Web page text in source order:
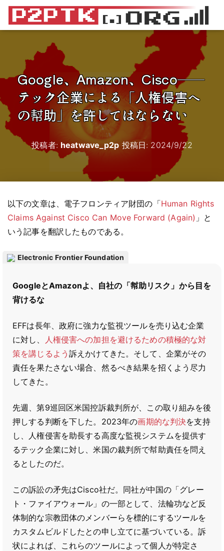
Google、Amazon、Cisco――
テック企業による「人権侵害へ
の幇助」を許してはならない
投稿者: heatwave_p2p投稿日: 2024/9/22
以下の文章は、電子フロンティア財団の「Human Rights
Claims Against Cisco Can Move Forward (Again) 」と
いう記事を翻訳したものである。
Electronic Frontier Foundation
GoogleとAmazonよ、自社の「幇助リスク」から目を
背けるな
EFFは長年、政府に強力な監視ツールを売り込む企業
に対し、
人権侵害への加担を避けるための積極的な対
策を講じるよう 訴えかけてきた。そして、企業がその
責任を果たさない場合、然るべき結果を招くよう尽力
してきた。
先週、第9巡回区米国控訴裁判所が、この取り組みを後
押しする判断を下した。2023年の画期的な判決を支持
し、人権侵害を助長する高度な監視システムを提供す
るテック企業に対し、米国の裁判所で幇助責任を問え
るとしたのだ。
この訴訟の矛先はCisco社だ。同社が中国の「グレー
ト・ファイアウォール」の一部として、法輪功など反
体制的な宗教団体のメンバーらを標的にするツールを
カスタムビルドしたとの申し立てに基づいている。訴
状によれば、これらのツールによって個人が特定さ